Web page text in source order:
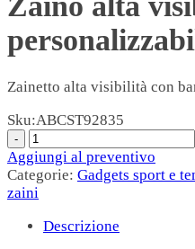
Zainetto alta visibilità con
Sku:ABCST92835
Aggiungi al preventivo
Categorie: Gadgets sport e
zaini
Descrizione